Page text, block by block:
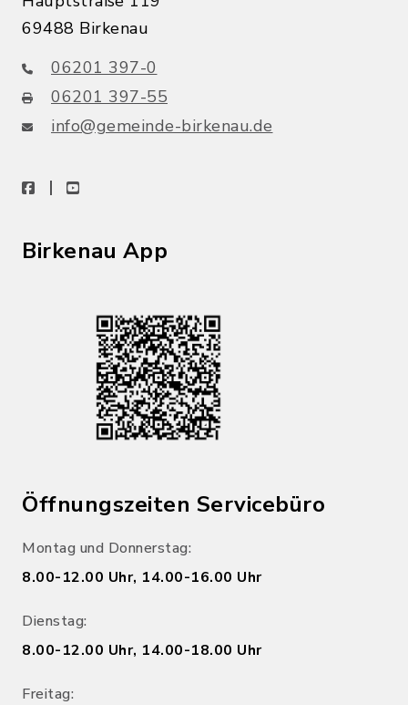
69488 Birkenau
06201 397-0
06201 397-55
info@gemeinde-birkenau.de
facebookyoutube
Birkenau App
Öffnungszeiten Servicebüro
Montag und Donnerstag:
8.00-12.00 Uhr, 14.00-16.00 Uhr
Dienstag:
8.00-12.00 Uhr, 14.00-18.00 Uhr
Freitag: